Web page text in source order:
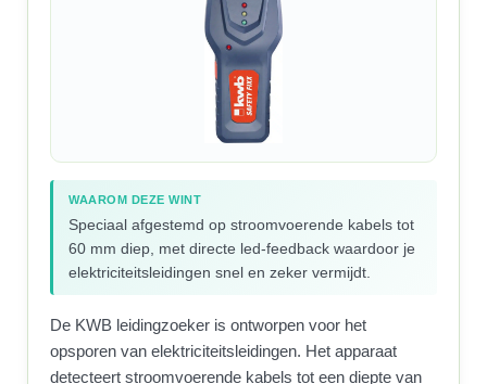
WAAROM DEZE WINT
Speciaal afgestemd op stroomvoerende kabels tot
60 mm diep, met directe led-feedback waardoor je
elektriciteitsleidingen snel en zeker vermijdt.
De KWB leidingzoeker is ontworpen voor het
opsporen van elektriciteitsleidingen. Het apparaat
detecteert stroomvoerende kabels tot een diepte van